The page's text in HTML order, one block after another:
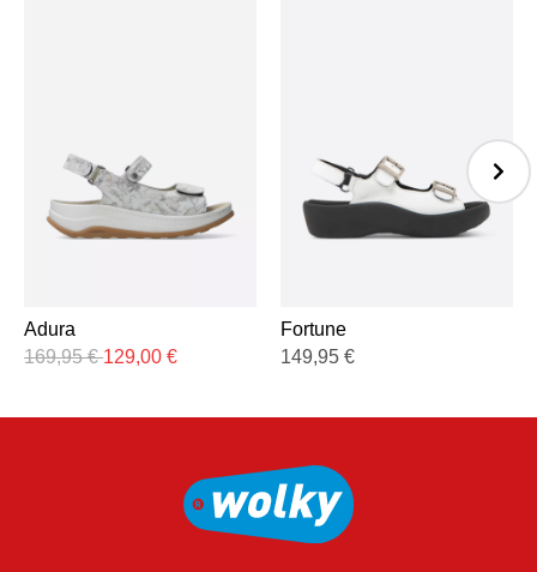
Adura
169,95€ 129,00 €
Fortune
149,95 €